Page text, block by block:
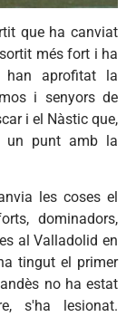
quehacanviat
sortit mésfort i ha
han aprofitat la
i senyorsde
i el Nàstic que,
un punt amb la
les coses el
dominadors,
al Valladolid en
tingut el primer
no ha estat
s'ha lesionat.